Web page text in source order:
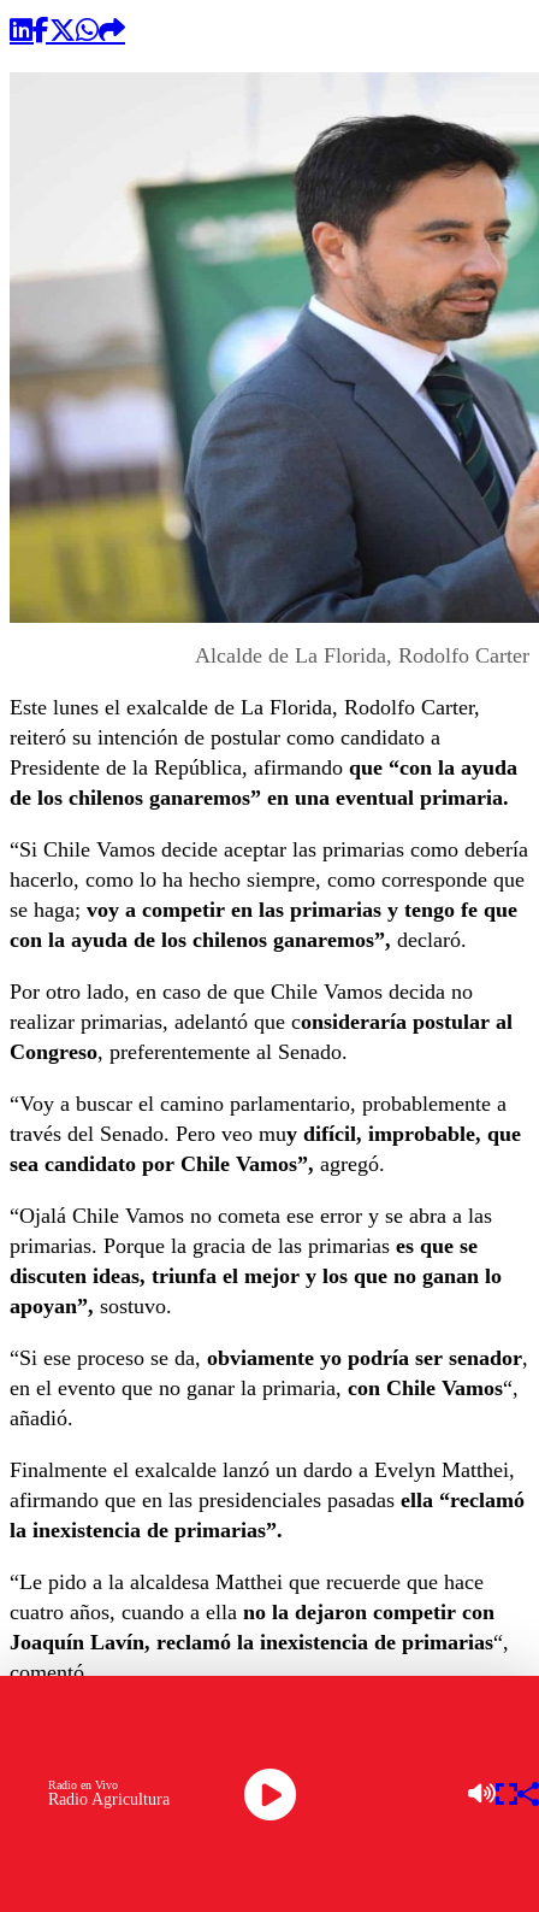
Alcalde de La Florida, Rodolfo Carter
Este lunes el exalcalde de La Florida, Rodolfo Carter,
reiteró su intención de postular como candidato a
Presidente de la República, afirmando que “con la ayuda
de los chilenos ganaremos” en una eventual primaria.
“Si Chile Vamos decide aceptar las primarias como debería
hacerlo, como lo ha hecho siempre, como corresponde que
se haga; voy a competir en las primarias y tengo fe que
con la ayuda de los chilenos ganaremos”, declaró.
Por otro lado, en caso de que Chile Vamos decida no
realizar primarias, adelantó que consideraría postular al
Congreso, preferentemente al Senado.
“Voy a buscar el camino parlamentario, probablemente a
través del Senado. Pero veo muy difícil, improbable, que
sea candidato por Chile Vamos”, agregó.
“Ojalá Chile Vamos no cometa ese error y se abra a las
primarias. Porque la gracia de las primarias es que se
discuten ideas, triunfa el mejor y los que no ganan lo
apoyan”, sostuvo.
“Si ese proceso se da, obviamente yo podría ser senador,
en el evento que no ganar la primaria, con Chile Vamos“,
añadió.
Finalmente el exalcalde lanzó un dardo a Evelyn Matthei,
afirmando que en las presidenciales pasadas ella “reclamó
la inexistencia de primarias”.
“Le pido a la alcaldesa Matthei que recuerde que hace
cuatro años, cuando a ella no la dejaron competir con
Joaquín Lavín, reclamó la inexistencia de primarias“,
comentó.
tiene que cumplir ahora también”
Radio Agricultura
Radio en Vivo